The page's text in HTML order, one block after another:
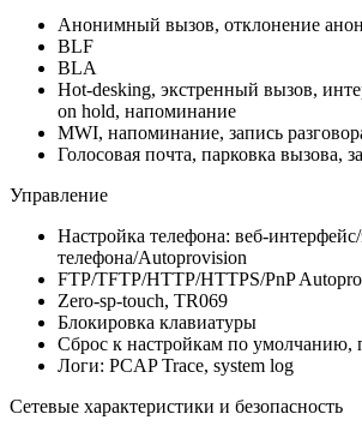
Анонимный вызов, отклонение
BLF
BLA
Hot-desking, экстренный вызов,
on hold, напоминание
MWI, напоминание, запись
Голосовая почта, парковка вызова,
Управление
Настройка телефона: веб-
телефона/Autoprovision
FTP/TFTP/HTTP/HTTPS/PnP
Zero-sp-touch, TR069
Блокировка клавиатуры
Сброс к настройкам по умолчанию,
Логи: PCAP Trace, system log
Сетевые характеристики и безопасность